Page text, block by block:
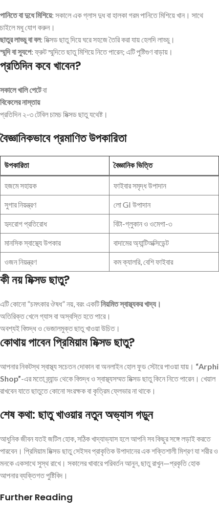
পানিতে বা দুধে মিশিয়ে: সকালে এক গ্লাস দুধ বা হালকা গরম পানিতে মিশিয়ে খান। সাথে
চাইলে মধু যোগ করুন।
ছাতুর লাড্ডু বা বল: মিক্সড ছাতু দিয়ে ঘরে সহজে তৈরি করা যায় হেলদি লাড্ডু।
স্মুদি বা স্যুপে: ফ্রুট স্মুদিতে ছাতু মিশিয়ে নিতে পারেন; এটি পুষ্টিগুণ বাড়ায়।
প্রতিদিন কবে খাবেন?
সকালে খালি পেটেবা
বিকেলের নাস্তায়
প্রতিদিন ২-৩ টেবিল চামচ মিক্সড ছাতু যথেষ্ট।
বৈজ্ঞানিকভাবে প্রমাণিত উপকারিতা
উপকারিতা বৈজ্ঞানিক ভিত্তি
হজমে সহায়ক ফাইবার সমৃদ্ধ উপাদান
সুগার নিয়ন্ত্রণ লো GI উপাদান
হৃদরোগ প্রতিরোধ বিটা-গ্লুকান ও ওমেগা-৩
মানসিক স্বাস্থ্যে উপকার বাদামের অ্যান্টিঅক্সিডেন্ট
ওজন নিয়ন্ত্রণ কম ক্যালরি, বেশি ফাইবার
কী নয় মিক্সড ছাতু?
এটি কোনো “চমৎকার ঔষধ” নয়, বরং একটিনিয়মিত স্বাস্থ্যকর খাদ্য।
অতিরিক্ত খেলে গ্যাস বা অস্বস্তি হতে পারে।
অবশ্যই বিশুদ্ধ ও ভেজালমুক্ত ছাতু খাওয়া উচিত।
কোথায় পাবেন প্রিমিয়াম মিক্সড ছাতু?
আপনার নিকটস্থ স্বাস্থ্য সচেতন দোকান বা অনলাইন হোল ফুড স্টোরে পাওয়া যায়। “Arphi
Shop”-এর মতো ব্র্যান্ড থেকে বিশুদ্ধ ও স্বাস্থ্যসম্মত মিক্সড ছাতু কিনে নিতে পারেন। খেয়াল
রাখবেন যাতে ছাতুতে কোনো সংরক্ষক বা কৃত্রিম ফ্লেভার না থাকে।
শেষ কথা: ছাতু খাওয়ার নতুন অভ্যাস গড়ুন
আধুনিক জীবন যতই জটিল হোক, সঠিক খাদ্যাভ্যাস হলে আপনি সব কিছুর সঙ্গে লড়াই করতে
পারবেন। প্রিমিয়াম মিক্সড ছাতু সেইসব প্রাকৃতিক উপাদানের এক শক্তিশালী মিশ্রণ যা শরীর ও
মনকে একসাথে সুস্থ রাখে। সকালের খাবারে পরিবর্তন আনুন, ছাতু রাখুন—প্রকৃতি হোক
আপনার ব্যক্তিগত পুষ্টিবিদ।
Further Reading